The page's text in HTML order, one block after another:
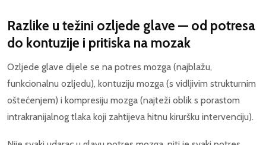
Razlike u težini ozljede glave — od potresa
do kontuzije i pritiska na mozak
Ozljede glave dijele se na potres mozga (najblažu,
funkcionalnu ozljedu), kontuziju mozga (s vidljivim strukturnim
oštećenjem) i kompresiju mozga (najteži oblik s porastom
intrakranijalnog tlaka koji zahtijeva hitnu kiruršku intervenciju).